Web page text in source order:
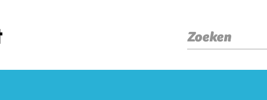
Zoeken